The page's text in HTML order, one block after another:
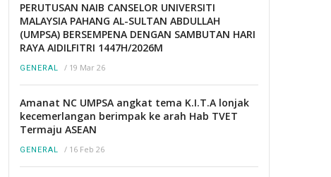
PERUTUSAN NAIB CANSELOR UNIVERSITI
MALAYSIA PAHANG AL-SULTAN ABDULLAH
(UMPSA) BERSEMPENA DENGAN SAMBUTAN HARI
RAYA AIDILFITRI 1447H/2026M
GENERAL / 19 Mar 26
Amanat NC UMPSA angkat tema K.I.T.A lonjak
kecemerlangan berimpak ke arah Hab TVET
Termaju ASEAN
GENERAL / 16 Feb 26